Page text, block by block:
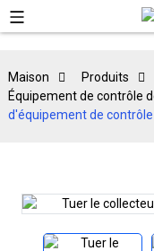
Maison Produits
Équipement de contrôle
d'équipement de